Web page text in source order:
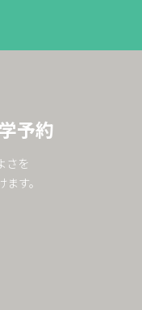
予約
さを
す。